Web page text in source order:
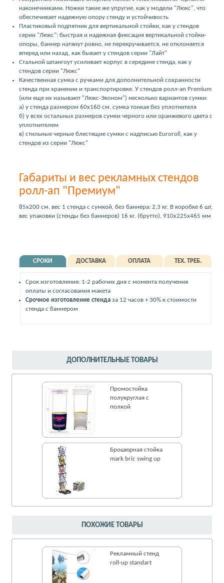
наконечниками. Ножки такие же упругие, как у модели "Люкс", что
обеспечивает надежную опору стенду и устойчивость
Пластиковый подпятник для вертикальной стойки, как у стендов
серии "Люкс": быстрая и надежная фиксация вертикальной стойки-
опоры, баннер натянут ровно, не перекручивается, не отклоняется
вперед или назад, как бывает у стендов серии "Лайт"
Стальной шпангоут усиливает корпус в середине стенда, как у
стендов серии "Люкс"
Качественная сумка с ручками для дополнительной сохранности
стенда при хранении и транспортировке. У стендов ролл-ап Premium
(или еще их называют "Люкс-Эконом") несколько вариантов сумки:
а) у стенда размером 60х160 см. сумка тонкая без уплотнителя
б) у всех остальных размеров сумки черного или оранжевого цвета с
уплотнителем
в) стильные черные блестящие сумки с надписью Euroroll, как у
стендов из серии "Люкс"
Габариты и вес рекламных стендов
ролл-ап "Премиум"
85х200 см. вес 1 стенда с сумкой, без баннера: 2,3 кг. В коробке 6 шт,
вес упаковки (стенды без баннеров) 16 кг. (брутто), 910х225х465 мм
СРОКИ ДОСТАВКА ОПЛАТА ТЕХ. ТРЕБ.
Срок изготовления: 1-2 рабочих дня с момента получения
оплаты и согласования макета
Срочное изготовление стенда за 12 часов + 30% к стоимости
стенда с баннером
ПОХОЖИЕ ТОВАРЫ
Рекламный стенд
roll-up standart
ДОПОЛНИТЕЛЬНЫЕ ТОВАРЫ
Промостойка
полукруглая с
полкой
Брошюрная стойка
mark bric swing up